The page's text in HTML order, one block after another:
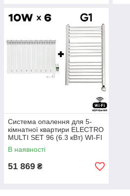
Система опалення для 5-
кімнатної квартири ELECTRO
MULTI SET 96 (6.3 кВт) WI-FI
В наявності
51 869 ₴